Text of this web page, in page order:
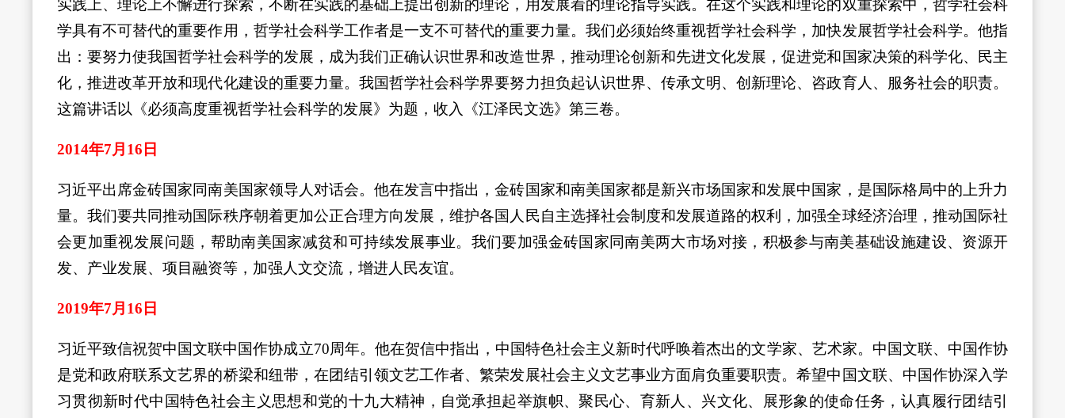
实践上、理论上不懈进行探索，不断在实践的基础上提出创新的理论，用发展着的理论指导实践。在这个实践和理论的双重探索中，哲学社会科
学具有不可替代的重要作用，哲学社会科学工作者是一支不可替代的重要力量。我们必须始终重视哲学社会科学，加快发展哲学社会科学。他指
出：要努力使我国哲学社会科学的发展，成为我们正确认识世界和改造世界，推动理论创新和先进文化发展，促进党和国家决策的科学化、民主
化，推进改革开放和现代化建设的重要力量。我国哲学社会科学界要努力担负起认识世界、传承文明、创新理论、咨政育人、服务社会的职责。
这篇讲话以《必须高度重视哲学社会科学的发展》为题，收入《江泽民文选》第三卷。
2014年7月16日
习近平出席金砖国家同南美国家领导人对话会。他在发言中指出，金砖国家和南美国家都是新兴市场国家和发展中国家，是国际格局中的上升力
量。我们要共同推动国际秩序朝着更加公正合理方向发展，维护各国人民自主选择社会制度和发展道路的权利，加强全球经济治理，推动国际社
会更加重视发展问题，帮助南美国家减贫和可持续发展事业。我们要加强金砖国家同南美两大市场对接，积极参与南美基础设施建设、资源开
发、产业发展、项目融资等，加强人文交流，增进人民友谊。
2019年7月16日
习近平致信祝贺中国文联中国作协成立70周年。他在贺信中指出，中国特色社会主义新时代呼唤着杰出的文学家、艺术家。中国文联、中国作协
是党和政府联系文艺界的桥梁和纽带，在团结引领文艺工作者、繁荣发展社会主义文艺事业方面肩负重要职责。希望中国文联、中国作协深入学
习贯彻新时代中国特色社会主义思想和党的十九大精神，自觉承担起举旗帜、聚民心、育新人、兴文化、展形象的使命任务，认真履行团结引